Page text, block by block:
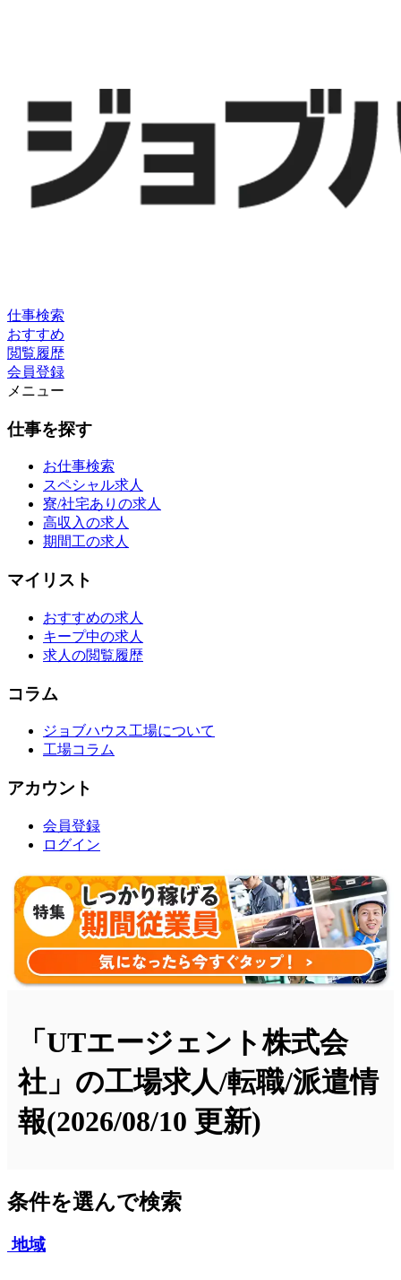
仕事検索
おすすめ
閲覧履歴
会員登録
メニュー
仕事を探す
お仕事検索
スペシャル求人
寮/社宅ありの求人
高収入の求人
期間工の求人
マイリスト
おすすめの求人
キープ中の求人
求人の閲覧履歴
コラム
ジョブハウス工場について
工場コラム
アカウント
会員登録
ログイン
「UTエージェント株式会
社」の工場求人/転職/派遣情
報(2026/08/10 更新)
条件を選んで検索
地域